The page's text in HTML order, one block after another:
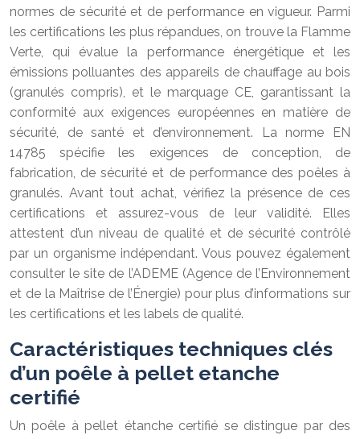
normes de sécurité et de performance en vigueur. Parmi
les certifications les plus répandues, on trouve la Flamme
Verte, qui évalue la performance énergétique et les
émissions polluantes des appareils de chauffage au bois
(granulés compris), et le marquage CE, garantissant la
conformité aux exigences européennes en matière de
sécurité, de santé et d’environnement. La norme EN
14785 spécifie les exigences de conception, de
fabrication, de sécurité et de performance des poêles à
granulés. Avant tout achat, vérifiez la présence de ces
certifications et assurez-vous de leur validité. Elles
attestent d’un niveau de qualité et de sécurité contrôlé
par un organisme indépendant. Vous pouvez également
consulter le site de l’ADEME (Agence de l’Environnement
et de la Maîtrise de l’Énergie) pour plus d’informations sur
les certifications et les labels de qualité.
Caractéristiques techniques clés
d’un poêle à pellet etanche
certifié
Un poêle à pellet étanche certifié se distingue par des